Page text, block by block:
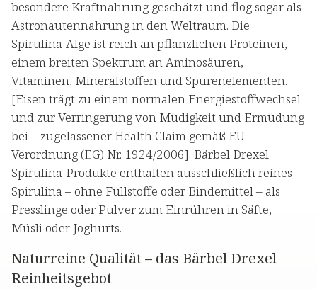
besondere Kraftnahrung geschätzt und flog sogar als
Astronautennahrung in den Weltraum. Die
Spirulina-Alge ist reich an pflanzlichen Proteinen,
einem breiten Spektrum an Aminosäuren,
Vitaminen, Mineralstoffen und Spurenelementen.
[Eisen trägt zu einem normalen Energiestoffwechsel
und zur Verringerung von Müdigkeit und Ermüdung
bei – zugelassener Health Claim gemäß EU-
Verordnung (EG) Nr. 1924/2006]. Bärbel Drexel
Spirulina-Produkte enthalten ausschließlich reines
Spirulina – ohne Füllstoffe oder Bindemittel – als
Presslinge oder Pulver zum Einrühren in Säfte,
Müsli oder Joghurts.
Naturreine Qualität – das Bärbel Drexel
Reinheitsgebot